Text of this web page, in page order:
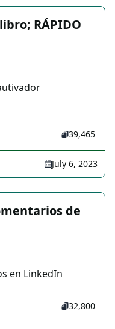
RÁPIDO
39,465
July 6, 2023
de
en LinkedIn
32,800